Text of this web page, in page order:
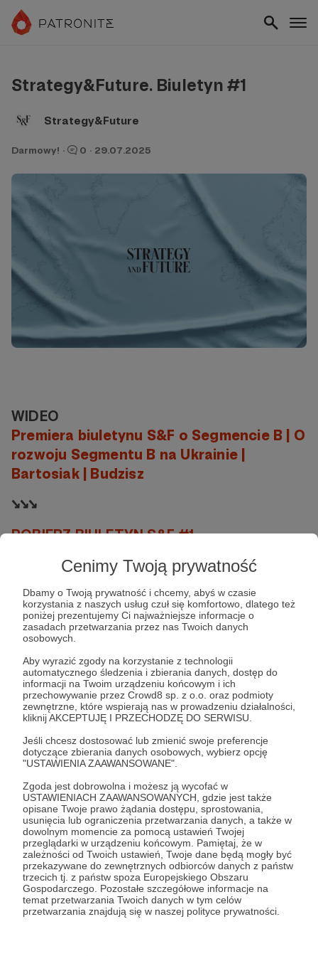
Cenimy Twoją prywatność
Dbamy o Twoją prywatność i chcemy, abyś w czasie
korzystania z naszych usług czuł się komfortowo, dlatego też
poniżej prezentujemy Ci najważniejsze informacje o
zasadach przetwarzania przez nas Twoich danych
osobowych.
Aby wyrazić zgody na korzystanie z technologii
automatycznego śledzenia i zbierania danych, dostęp do
informacji na Twoim urządzeniu końcowym i ich
przechowywanie przez Crowd8 sp. z o.o. oraz podmioty
zewnętrzne, które wspierają nas w prowadzeniu działalności,
kliknij AKCEPTUJĘ I PRZECHODZĘ DO SERWISU.
Jeśli chcesz dostosować lub zmienić swoje preferencje
dotyczące zbierania danych osobowych, wybierz opcję
"USTAWIENIA ZAAWANSOWANE".
Zgoda jest dobrowolna i możesz ją wycofać w
USTAWIENIACH ZAAWANSOWANYCH, gdzie jest także
opisane Twoje prawo żądania dostępu, sprostowania,
usunięcia lub ograniczenia przetwarzania danych, a także w
dowolnym momencie za pomocą ustawień Twojej
przeglądarki w urządzeniu końcowym. Pamiętaj, że w
zależności od Twoich ustawień, Twoje dane będą mogły być
przekazywane do zewnętrznych odbiorców danych z państw
trzecich tj. z państw spoza Europejskiego Obszaru
Gospodarczego. Pozostałe szczegółowe informacje na
temat przetwarzania Twoich danych w tym celów
przetwarzania znajdują się w naszej polityce prywatności.
Strategy&Future. Biuletyn #1
Strategy&Future
Darmowy! · 0 · 29.07.2025
WIDEO
Premiera biuletynu S&F o Segmencie B | O
rozwoju Segmentu B na Ukrainie |
Bartosiak | Budzisz
↘️↘️↘️
POBIERZ BIULETYN S&F #1
Jacek Bartosiak Albert Świdziński Marek Budzisz
Strategy&Future Biuletyn Segment B
Udostępnij Pobierz jako PDF
Strategy&Future
Zobacz profil autora
Zobacz również
Weekly Brief 19–25.07.2025